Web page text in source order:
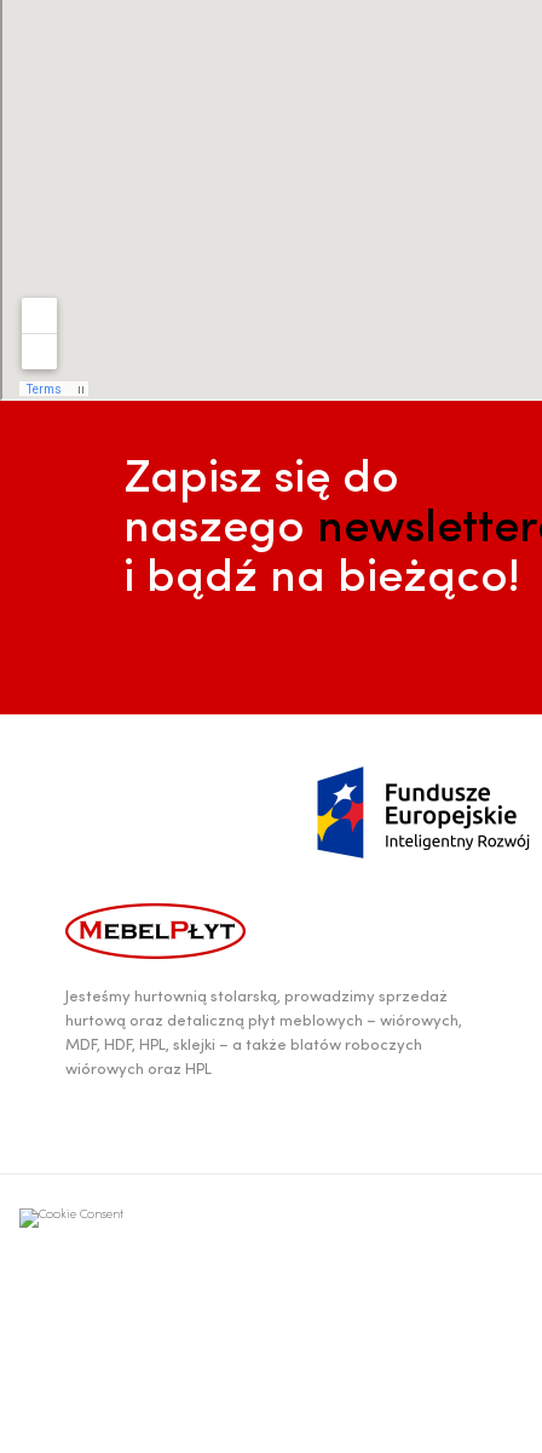
Zapisz się do
naszego
i bądź na bieżąco!
Jesteśmy hurtownią stolarską, prowadzimy sprzedaż
hurtową oraz detaliczną płyt meblowych – wiórowych,
MDF, HDF, HPL, sklejki – a także blatów roboczych
wiórowych oraz HPL